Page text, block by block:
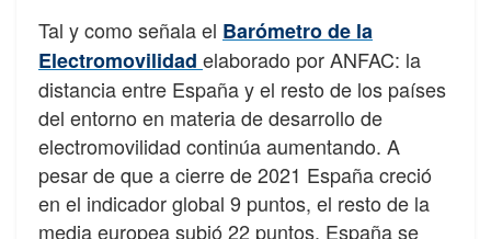
Tal y como señala el Barómetro de la
Electromovilidad elaborado por ANFAC: la
distancia entre España y el resto de los países
del entorno en materia de desarrollo de
electromovilidad continúa aumentando. A
pesar de que a cierre de 2021 España creció
en el indicador global 9 puntos, el resto de la
media europea subió 22 puntos. España se